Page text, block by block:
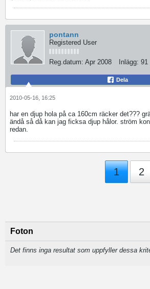
pontann
Registered User
Reg.datum: Apr 2008 Inlägg: 91
Dela
2010-05-16, 16:25
har en djup hola på ca 160cm räcker det???
ändå så då kan jag ficksa djup hålor. ström
redan.
1 2
Foton
Det finns inga resultat som uppfyller dessa